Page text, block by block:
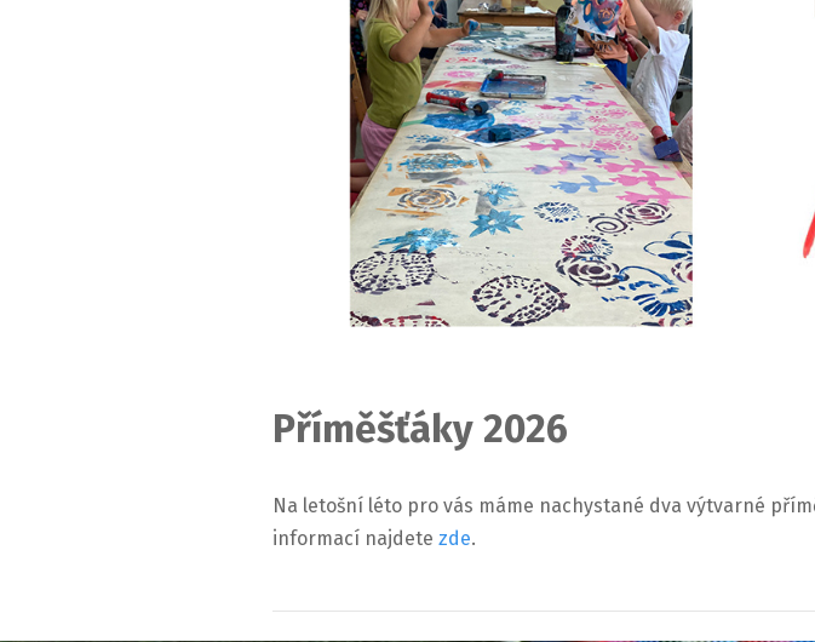
Příměšťáky 2026
Na letošní léto pro vás máme nachystané dva výtvarné
informací najdetezde.